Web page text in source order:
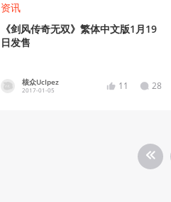
资讯
《剑风传奇无双》繁体中文版1月19
日发售
核众UcIpez
2017-01-05 11 28